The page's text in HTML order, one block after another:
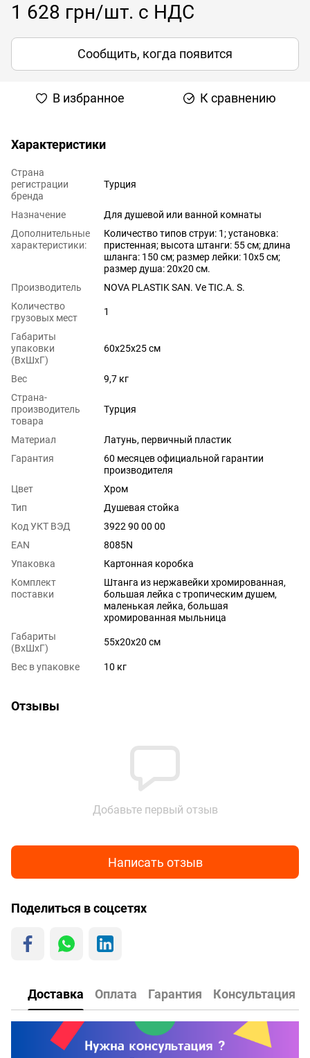
1 628 грн/шт. с НДС
Сообщить, когда появится
В избранное К сравнению
Характеристики
Страна
регистрации
бренда
Турция
Назначение
Для душевой или ванной комнаты
Дополнительные
характеристики:
Количество типов струи: 1; установка:
пристенная; высота штанги: 55 см; длина
шланга: 150 см; размер лейки: 10х5 см;
размер душа: 20х20 см.
Производитель
NOVA PLASTIK SAN. Ve TIC.A. S.
Количество
грузовых мест
1
Габариты
упаковки
(ВхШхГ)
60х25х25 см
Вес
9,7 кг
Страна-
производитель
товара
Турция
Материал
Латунь, первичный пластик
Гарантия
60 месяцев официальной гарантии
производителя
Цвет
Хром
Тип
Душевая стойка
Код УКТ ВЭД
3922 90 00 00
EAN
8085N
Упаковка
Картонная коробка
Комплект
поставки
Штанга из нержавейки хромированная,
большая лейка с тропическим душем,
маленькая лейка, большая
хромированная мыльница
Габариты
(ВхШхГ)
55х20х20 см
Вес в упаковке 10 кг
Отзывы
Добавьте первый отзыв
Написать отзыв
Поделиться в соцсетях
Доставка Оплата Гарантия Консультация